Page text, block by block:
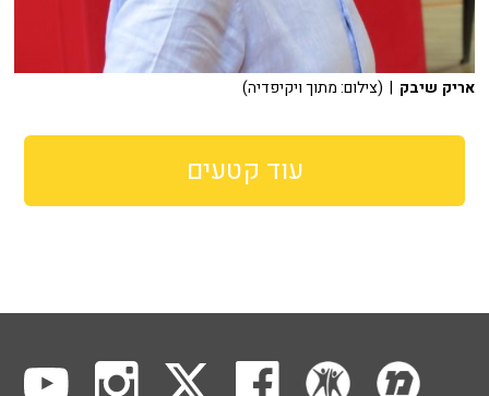
אריק שיבק | (צילום: מתוך ויקיפדיה)
עוד קטעים